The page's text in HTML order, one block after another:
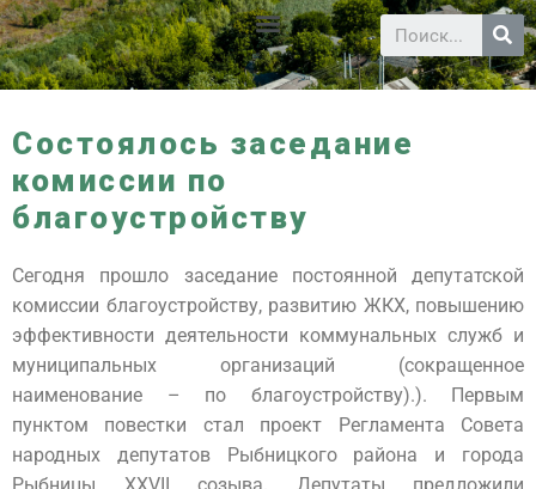
Состоялось заседание
комиссии по
благоустройству
Сегодня прошло заседание постоянной депутатской
комиссии благоустройству, развитию ЖКХ, повышению
эффективности деятельности коммунальных служб и
муниципальных организаций (сокращенное
наименование – по благоустройству).). Первым
пунктом повестки стал проект Регламента Совета
народных депутатов Рыбницкого района и города